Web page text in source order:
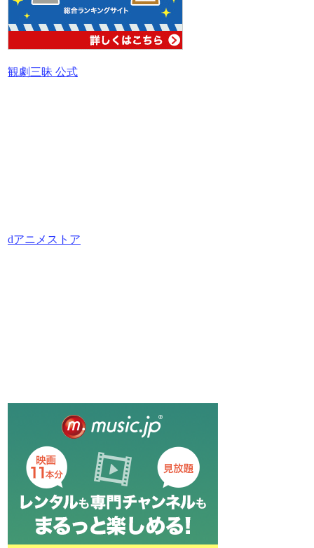
観劇三昧 公式
dアニメストア